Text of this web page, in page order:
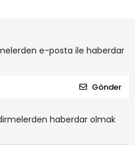
e-posta ile haberdar
Gönder
haberdar olmak